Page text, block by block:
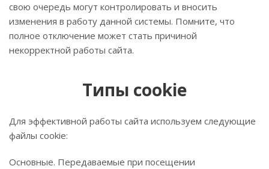
свою очередь могут контролировать и вносить
изменения в работу данной системы. Помните, что
полное отключение может стать причиной
некорректной работы сайта.
Типы cookie
Для эффективной работы сайта используем следующие
файлы cookie:
Основные. Передаваемые при посещении